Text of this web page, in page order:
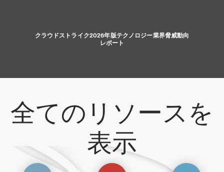
クラウドストライク2026年版テクノロジー業界脅威動向
レポート
全てのリソースを
表示